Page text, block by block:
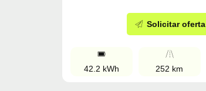
Solicitar oferta
42.2 kWh 252 km